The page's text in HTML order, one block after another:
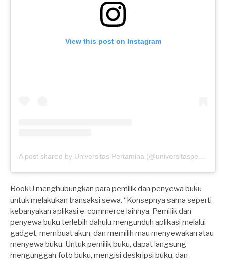
View this post on Instagram
BookU menghubungkan para pemilik dan penyewa buku
untuk melakukan transaksi sewa. “Konsepnya sama seperti
kebanyakan aplikasi e-commerce lainnya. Pemilik dan
penyewa buku terlebih dahulu mengunduh aplikasi melalui
gadget, membuat akun, dan memilih mau menyewakan atau
menyewa buku. Untuk pemilik buku, dapat langsung
mengunggah foto buku, mengisi deskripsi buku, dan